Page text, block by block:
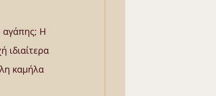
αγάπης; Η
ιδιαίτερα
καμήλα